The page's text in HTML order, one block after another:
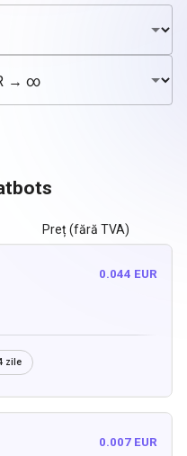
Preț (fără TVA)
0.044 EUR
zile
0.007 EUR